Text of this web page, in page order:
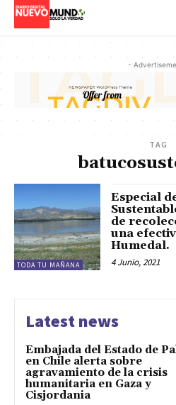
-
TAG
TODA TU MAÑANA
Especial
de
una
Humedal.
4 Junio, 2021
Latest news
Embajada del Estado de
en Chile alerta sobre
agravamiento de la crisis
humanitaria en Gaza y
Cisjordania